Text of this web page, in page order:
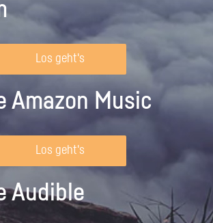
Los geht's
Amazon Music
Los geht's
Audible